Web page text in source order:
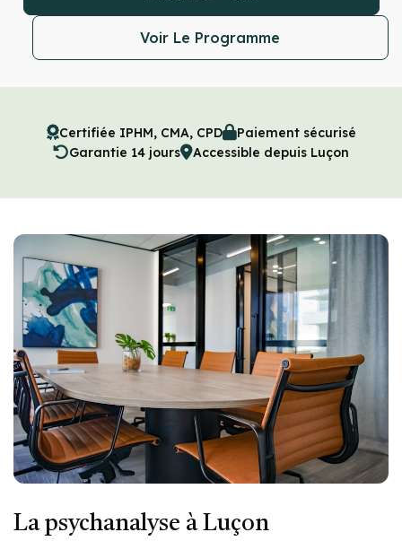
Voir Le Programme
Certifiée IPHM, CMA, CPD
Paiement sécurisé
Garantie 14 jours
Accessible depuis Luçon
La psychanalyse à Luçon